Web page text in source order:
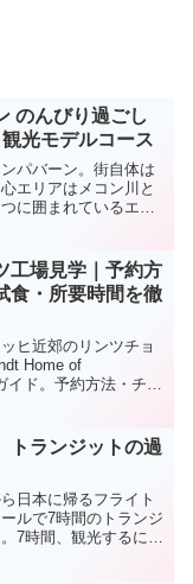
のんびり過ごし
光モデルコース
パバーン。街自体は
エリアはメコン川と
に囲まれているエリ
せず、のんびり過ご
んびり...
工場見学｜予約方
食・所要時間を徹
ヒ近郊のリンツチョ
Home of
ド。予約方法・チケ
チョコのお土産など
します。
ランジットの過
日本に帰るフライト
ルで7時間のトランジ
7時間、観光するには